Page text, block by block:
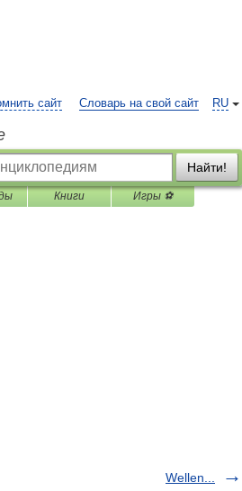
RU
сайт Словарь на свой сайт
Найти!
Книги Игры ⚽
Wellen...